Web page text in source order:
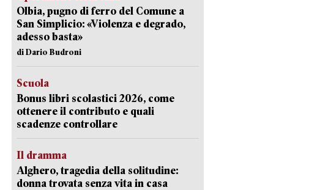
Olbia, pugno di ferro del Comune a
San Simplicio: «Violenza e degrado,
adesso basta»
di Dario Budroni
Scuola
Bonus libri scolastici 2026, come
ottenere il contributo e quali
scadenze controllare
Il dramma
Alghero, tragedia della solitudine:
donna trovata senza vita in casa